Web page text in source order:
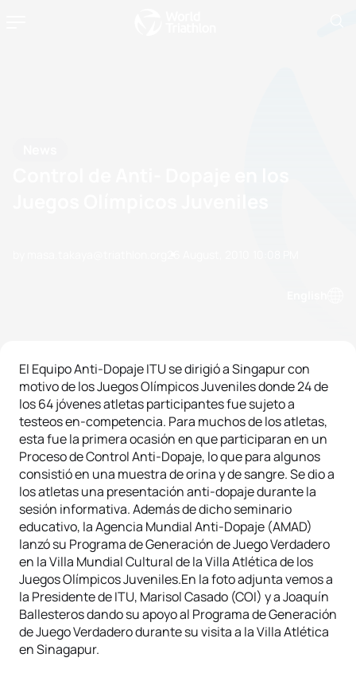
El Equipo Anti-Dopaje ITU se dirigió a Singapur con
motivo de los Juegos Olímpicos Juveniles donde 24 de
los 64 jóvenes atletas participantes fue sujeto a
testeos en-competencia. Para muchos de los atletas,
esta fue la primera ocasión en que participaran en un
Proceso de Control Anti-Dopaje, lo que para algunos
consistió en una muestra de orina y de sangre. Se dio a
los atletas una presentación anti-dopaje durante la
sesión informativa. Además de dicho seminario
educativo, la Agencia Mundial Anti-Dopaje (AMAD)
lanzó su Programa de Generación de Juego Verdadero
en la Villa Mundial Cultural de la Villa Atlética de los
Juegos Olímpicos Juveniles.En la foto adjunta vemos a
la Presidente de ITU, Marisol Casado (COI) y a Joaquín
Ballesteros dando su apoyo al Programa de Generación
de Juego Verdadero durante su visita a la Villa Atlética
en Sinagapur.